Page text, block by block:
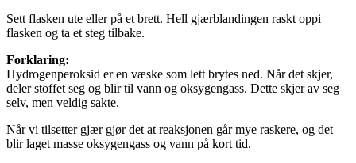
Sett flasken ute eller på et brett. Hell gjærblandingen raskt oppi
flasken og ta et steg tilbake.
Forklaring:
Hydrogenperoksid er en væske som lett brytes ned. Når det skjer,
deler stoffet seg og blir til vann og oksygengass. Dette skjer av seg
selv, men veldig sakte.
Når vi tilsetter gjær gjør det at reaksjonen går mye raskere, og det
blir laget masse oksygengass og vann på kort tid.